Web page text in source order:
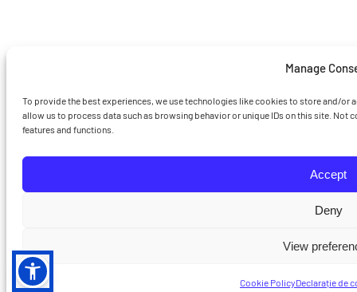
Manage
To provide the best experiences, we use technologies like cookies to store and/
allow us to process data such as browsing behavior or unique IDs on this site.
features and functions.
Accept
Deny
View
Cookie PolicyDeclarație de